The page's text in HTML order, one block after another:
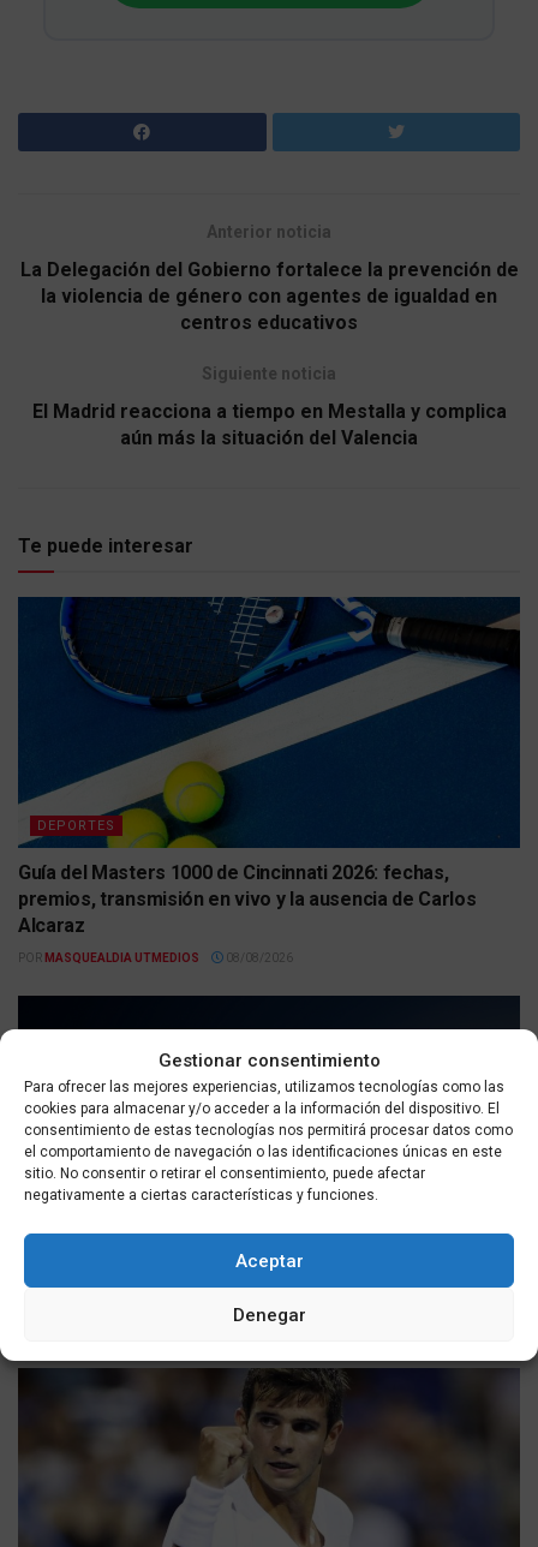
Gestionar consentimiento
Para ofrecer las mejores experiencias, utilizamos tecnologías como las
cookies para almacenar y/o acceder a la información del dispositivo. El
consentimiento de estas tecnologías nos permitirá procesar datos como
el comportamiento de navegación o las identificaciones únicas en este
sitio. No consentir o retirar el consentimiento, puede afectar
negativamente a ciertas características y funciones.
Aceptar
Denegar
Anterior noticia
La Delegación del Gobierno fortalece la prevención de
la violencia de género con agentes de igualdad en
centros educativos
Siguiente noticia
El Madrid reacciona a tiempo en Mestalla y complica
aún más la situación del Valencia
Te puede interesar
DEPORTES
Guía del Masters 1000 de Cincinnati 2026: fechas,
premios, transmisión en vivo y la ausencia de Carlos
Alcaraz
POR MASQUEALDIA UTMEDIOS 08/08/2026
Un día como hoy, 8 de agosto: historia internacional con